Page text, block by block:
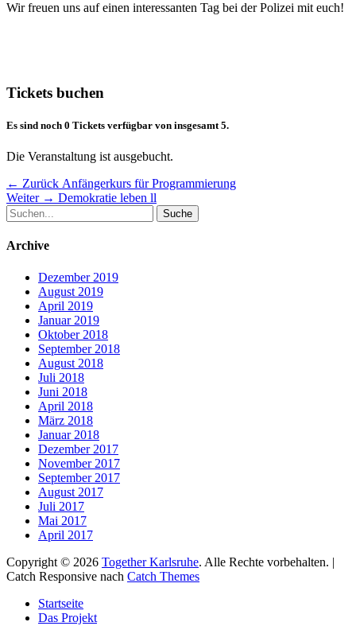
Wir freuen uns auf einen interessanten Tag bei der Polizei mit euch!
Tickets buchen
Es sind noch 0 Tickets verfügbar von insgesamt 5.
Die Veranstaltung ist ausgebucht.
Beitragsnavigation
← Zurück Vorheriger
Beitrag:
Anfängerkurs für Programmierung
Weiter → Nächster
Demokratie leben ll
Suche
nach:
Archive
Dezember 2019
August 2019
April 2019
Januar 2019
Oktober 2018
September 2018
August 2018
Juli 2018
Juni 2018
April 2018
März 2018
Januar 2018
Dezember 2017
November 2017
September 2017
August 2017
Juli 2017
Mai 2017
April 2017
Copyright © 2026 Together Karlsruhe. Alle Rechte vorbehalten. |
Catch Responsive nach Catch Themes
oben
scrollen
Startseite
Das Projekt